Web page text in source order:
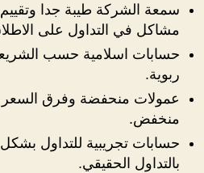
سمعة الشركة طيبة جدا وتقييم
مشاكل في التداول على
حسابات اسلامية حسب
ربوية.
عمولات منحفضة وفرق السعر
منخفض.
حسابات تجريبية للتداول
بالتداول الحقيقي.